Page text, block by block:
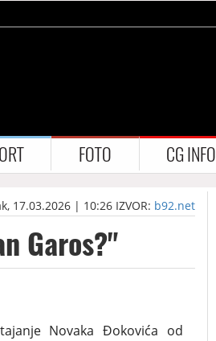
FOTO CG INFO
17.03.2026 | 10:26 IZVOR: b92.net
Garos?"
Novaka Đokovića od